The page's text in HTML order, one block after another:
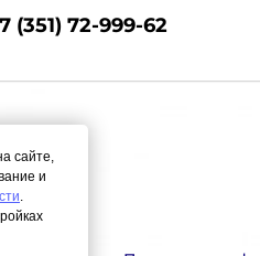
(351) 72-999-62
сайте,
и
.